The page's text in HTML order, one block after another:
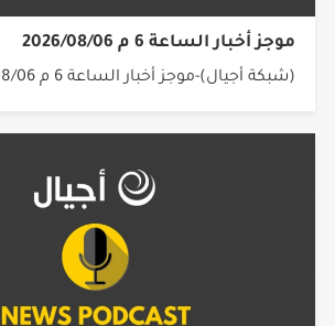
موجز أخبار الساعة 6 م 2026/08/06
(شبكة أجيال)-موجز أخبار الساعة 6 م 2026/08/06